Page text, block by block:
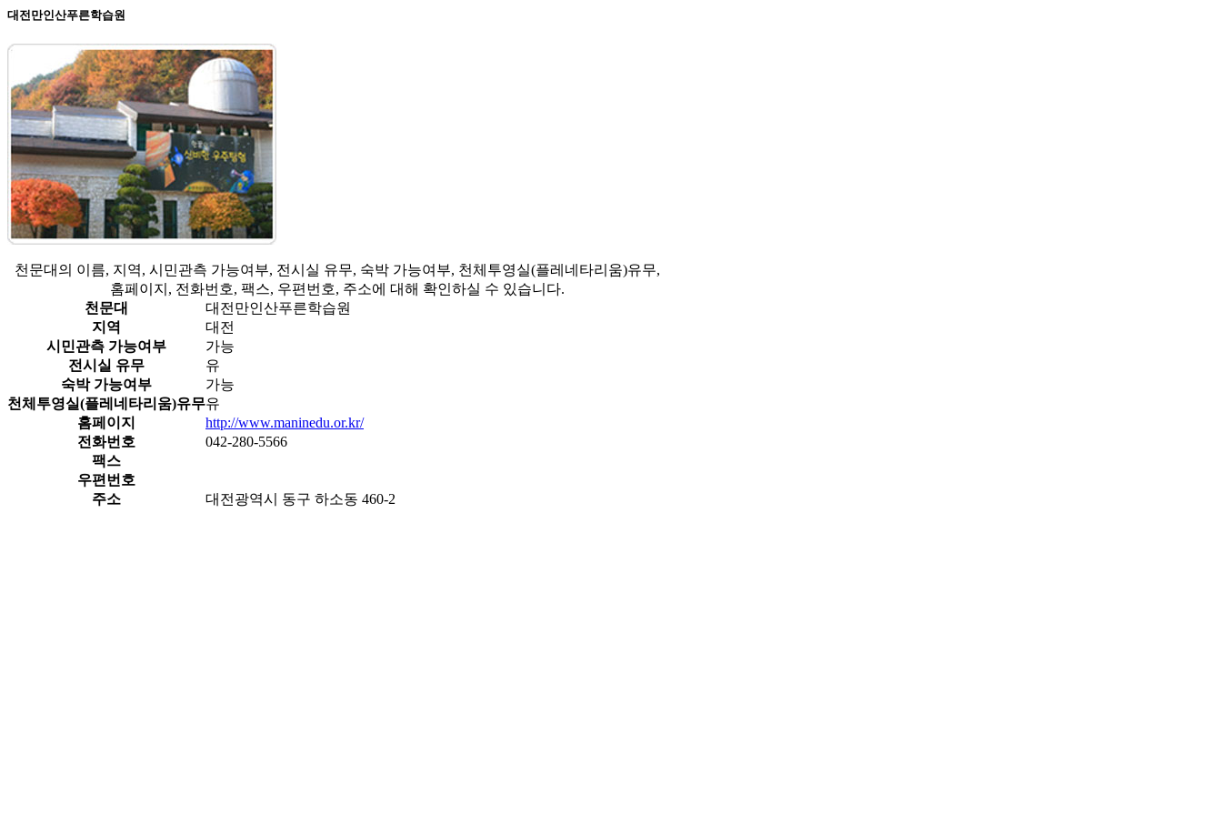
대전만인산푸른학습원
천문대의 이름, 지역, 시민관측 가능여부, 전시실 유무, 숙박 가능여부, 천체투영실(플레네타리움)유무,
홈페이지, 전화번호, 팩스, 우편번호, 주소에 대해 확인하실 수 있습니다.
천문대
대전만인산푸른학습원
지역
대전
시민관측 가능여부
가능
전시실 유무
유
숙박 가능여부
가능
천체투영실(플레네타리움)유무유
홈페이지
http://www.maninedu.or.kr/
전화번호
042-280-5566
팩스
우편번호
주소
대전광역시 동구 하소동 460-2